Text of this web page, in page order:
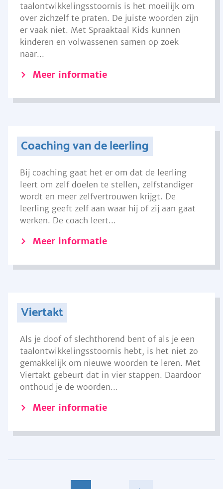
taalontwikkelingsstoornis is het moeilijk om
over zichzelf te praten. De juiste woorden zijn
er vaak niet. Met Spraaktaal Kids kunnen
kinderen en volwassenen samen op zoek
naar...
Meer informatie
Coaching van de leerling
Bij coaching gaat het er om dat de leerling
leert om zelf doelen te stellen, zelfstandiger
wordt en meer zelfvertrouwen krijgt. De
leerling geeft zelf aan waar hij of zij aan gaat
werken. De coach leert...
Meer informatie
Viertakt
Als je doof of slechthorend bent of als je een
taalontwikkelingsstoornis hebt, is het niet zo
gemakkelijk om nieuwe woorden te leren. Met
Viertakt gebeurt dat in vier stappen. Daardoor
onthoud je de woorden...
Meer informatie